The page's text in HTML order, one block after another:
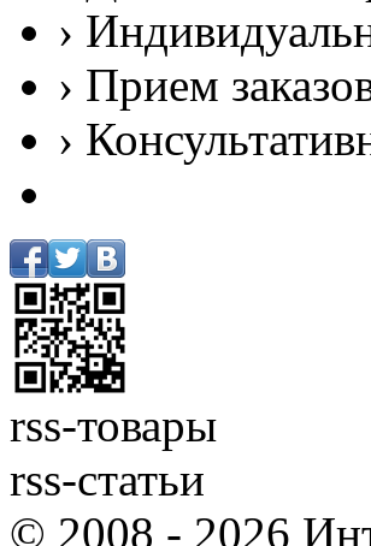
›
› Прием
›
rss-товары
rss-статьи
© 2008 - 2026